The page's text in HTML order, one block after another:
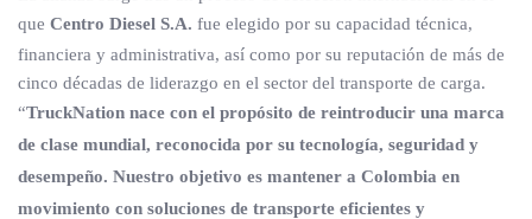
que Centro Diesel S.A. fue elegido por su capacidad técnica,
financiera y administrativa, así como por su reputación de más de
cinco décadas de liderazgo en el sector del transporte de carga.
“TruckNation nace con el propósito de reintroducir una marca
de clase mundial, reconocida por su tecnología, seguridad y
desempeño. Nuestro objetivo es mantener a Colombia en
movimiento con soluciones de transporte eficientes y